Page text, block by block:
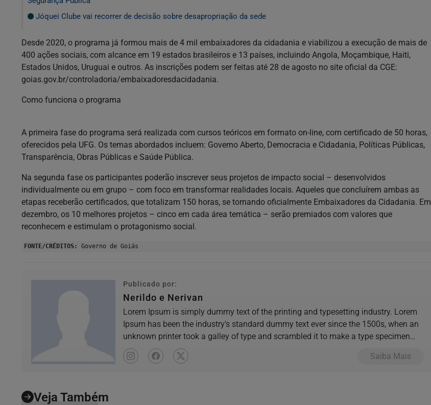
Jóquei Clube vai recorrer de decisão sobre desapropriação da sede
Desde 2020, o programa já formou mais de 4 mil embaixadores da cidadania e viabilizou a execução de mais de
400 ações sociais, com alcance em 19 estados brasileiros e 13 países, incluindo Angola, Moçambique, Haiti,
Estados Unidos, Uruguai e outros. As inscrições podem ser feitas até 28 de agosto no site oficial da CGE:
goias.gov.br/controladoria/embaixadoresdacidadania.
Como funciona o programa
A primeira fase do programa será realizada com cursos teóricos em formato on-line, com certificado de 50 horas,
oferecidos pela UFG. Os temas abordados incluem: Governo Aberto, Democracia e Cidadania, Políticas Públicas,
Transparência, Obras Públicas e Saúde Pública.
Na segunda fase os participantes poderão inscrever seus projetos de impacto social – desenvolvidos
individualmente ou em grupo – com foco em transformar realidades locais. Aqueles que concluírem ambas as
etapas receberão certificados, que totalizam 150 horas, se tornando oficialmente Embaixadores da Cidadania. Em
dezembro, os 10 melhores projetos – cinco em cada área temática – serão premiados com valores que
reconhecem e estimulam o protagonismo social.
FONTE/CRÉDITOS: Governo de Goiás
Publicado por:
Nerildo e Nerivan
Lorem Ipsum is simply dummy text of the printing and typesetting industry. Lorem
Ipsum has been the industry's standard dummy text ever since the 1500s, when an
unknown printer took a galley of type and scrambled it to make a type specimen
book.
Saiba Mais
Veja Também